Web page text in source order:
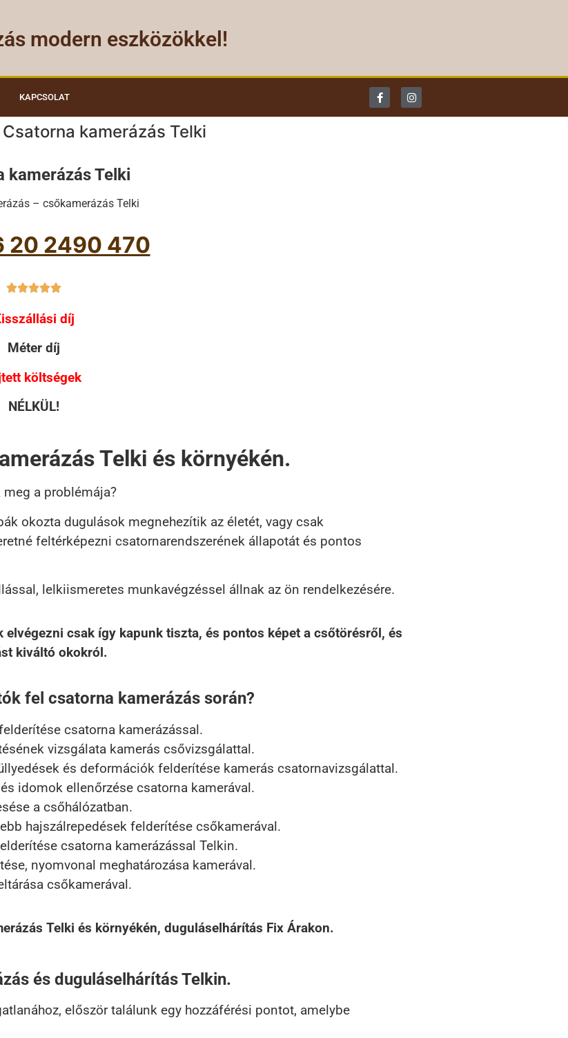
modern eszközökkel!
KAPCSOLAT
Csatorna kamerázás Telki
kamerázás Telki
– csőkamerázás Telki
20 2490 470

díj
Méter díj
költségek
NÉLKÜL!
Telki és környékén.
a problémája?
okozta dugulások megnehezítik az életét, vagy csak
feltérképezni csatornarendszerének állapotát és pontos
lelkiismeretes munkavégzéssel állnak az ön rendelkezésére.
csak így kapunk tiszta, és pontos képet a csőtörésről, és
kiváltó okokról.
fel csatorna kamerázás során?
csatorna kamerázással.
vizsgálata kamerás csővizsgálattal.
és deformációk felderítése kamerás csatornavizsgálattal.
idomok ellenőrzése csatorna kamerával.
a csőhálózatban.
hajszálrepedések felderítése csőkamerával.
csatorna kamerázással Telkin.
nyomvonal meghatározása kamerával.
csőkamerával.
Telki és környékén, duguláselhárítás Fix Árakon.
és duguláselhárítás Telkin.
először találunk egy hozzáférési pontot, amelybe